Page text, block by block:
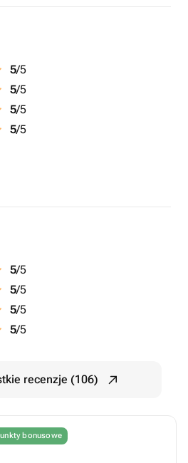
5/5
5/5
5/5
5/5
5/5
5/5
5/5
5/5
recenzje (106)
bonusowe